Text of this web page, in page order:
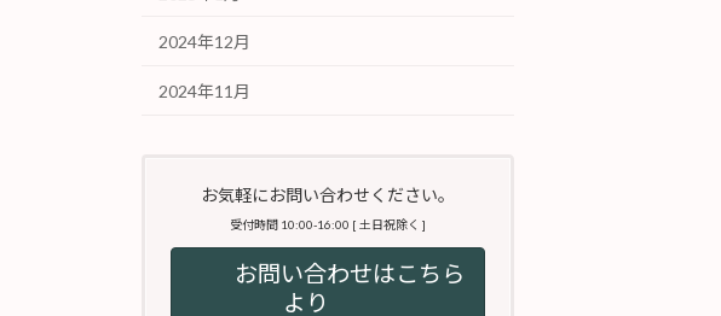
2024年12月
2024年11月
お気軽にお問い合わせください。
受付時間 10:00-16:00 [ 土日祝除く ]
お問い合わせはこちら
より